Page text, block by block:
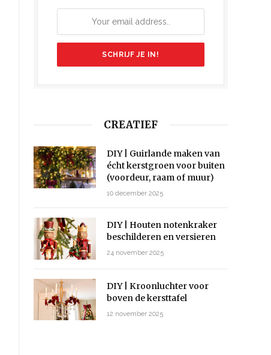
CREATIEF
DIY | Guirlande maken van
écht kerstgroen voor buiten
(voordeur, raam of muur)
10 december 2025
DIY | Houten notenkraker
beschilderen en versieren
24 november 2025
DIY | Kroonluchter voor
boven de kersttafel
12 november 2025